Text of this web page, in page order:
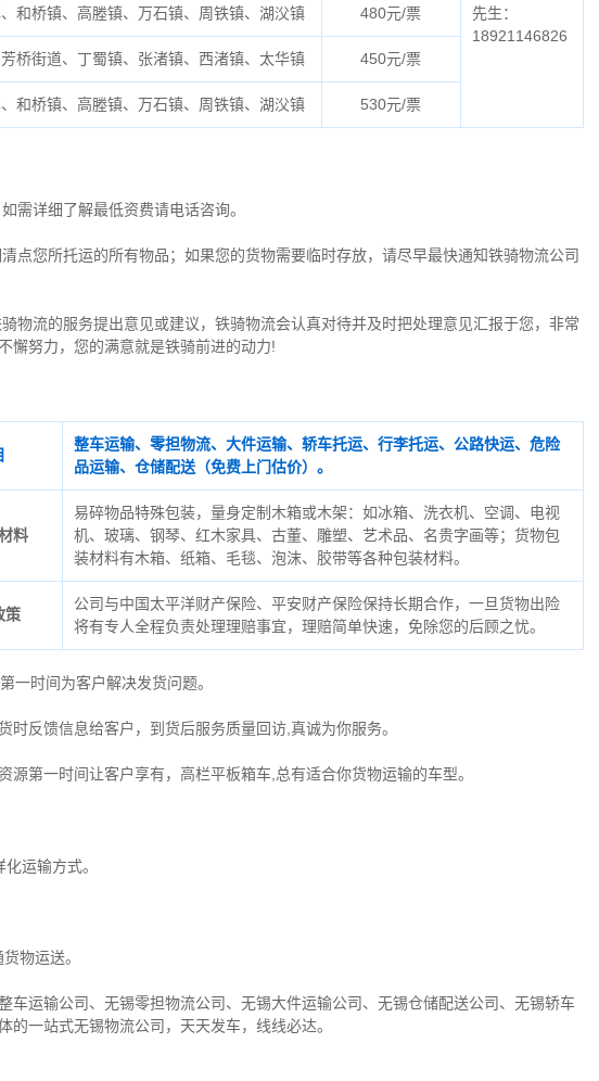
先生：
18921146826
和桥镇、高塍镇、万石镇、周铁镇、湖㳇镇 480元/票
桥街道、丁蜀镇、张渚镇、西渚镇、太华镇 450元/票
和桥镇、高塍镇、万石镇、周铁镇、湖㳇镇 530元/票
需详细了解最低资费请电话咨询。
点您所托运的所有物品；如果您的货物需要临时存放，请尽早最快通知铁骑物流公司
物流的服务提出意见或建议，铁骑物流会认真对待并及时把处理意见汇报于您，非常
懈努力，您的满意就是铁骑前进的动力!
整车运输、零担物流、大件运输、轿车托运、行李托运、公路快运、危险
品运输、仓储配送（免费上门估价）。
料
易碎物品特殊包装，量身定制木箱或木架：如冰箱、洗衣机、空调、电视
机、玻璃、钢琴、红木家具、古董、雕塑、艺术品、名贵字画等；货物包
装材料有木箱、纸箱、毛毯、泡沫、胶带等各种包装材料。
策
公司与中国太平洋财产保险、平安财产保险保持长期合作，一旦货物出险
将有专人全程负责处理理赔事宜，理赔简单快速，免除您的后顾之忧。
一时间为客户解决发货问题。
反馈信息给客户，到货后服务质量回访,真诚为你服务。
第一时间让客户享有，高栏平板箱车,总有适合你货物运输的车型。
运输方式。
物运送。
车运输公司、 无锡零担物流公司、 无锡大件运输公司、 无锡仓储配送公司、 无锡轿车
的一站式无锡物流公司 ，天天发车，线线必达。